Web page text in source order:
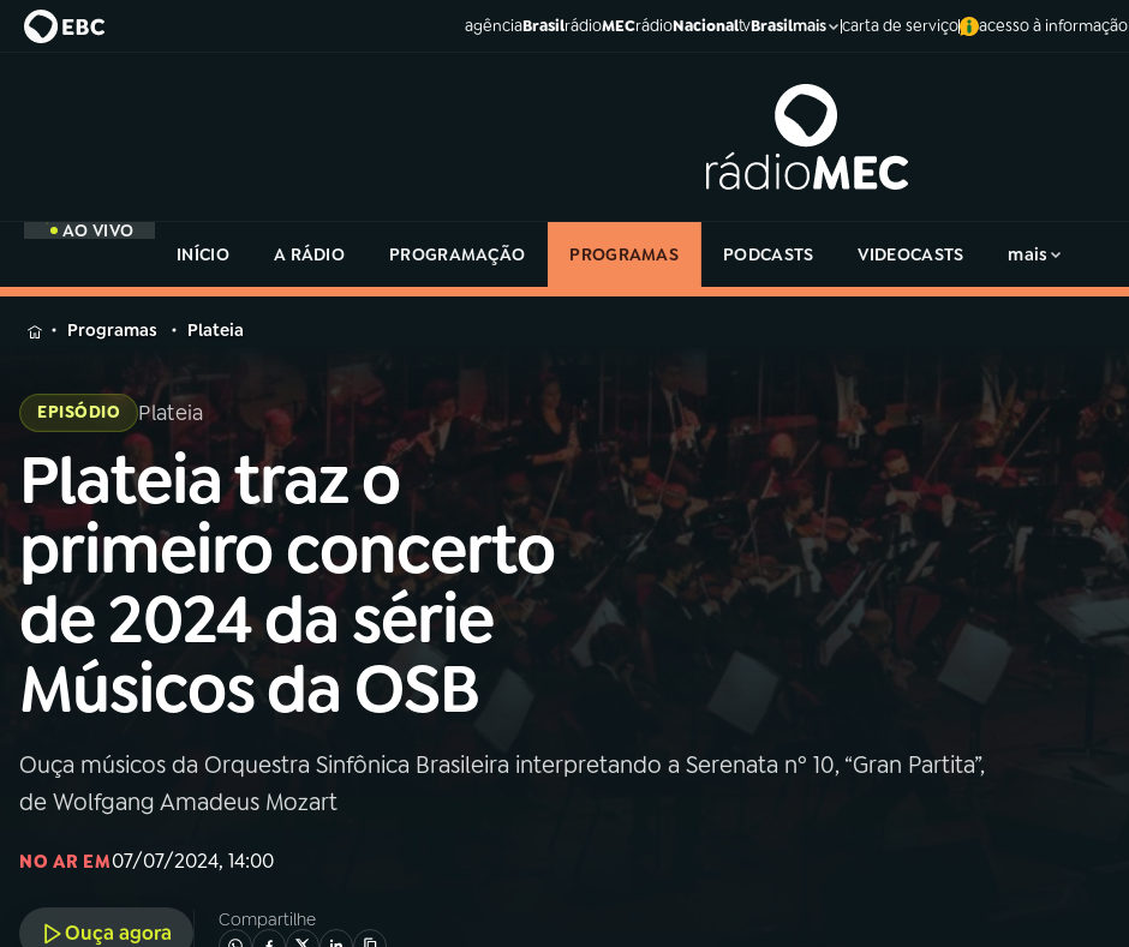
agênciaBrasilrádioMECrádioNacionaltvBrasilmais carta de serviço acesso à informação
AO VIVO
INÍCIO
A RÁDIO PROGRAMAÇÃO PROGRAMAS PODCASTS VIDEOCASTS mais
MENU
Buscar
na
Rádio
MEC
Buscar
Início AO VIVO
01 INÍCIO
02 A RÁDIO
03PROGRAMAÇÃO
na
Rádio
Programas Plateia
EPISÓDIO Plateia
Plateia traz o
primeiro concerto
de 2024 da série
Músicos da OSB
Ouça músicos da Orquestra Sinfônica Brasileira interpretando a Serenata nº 10, “Gran Partita”,
de Wolfgang Amadeus Mozart
NO AR EM07/07/2024, 14:00
Ouça agora
Compartilhe